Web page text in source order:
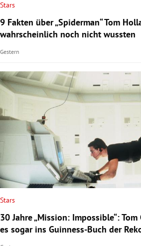
Stars
9 Fakten über „Spiderman“ Tom
wahrscheinlich noch nicht wussten
Gestern
Stars
30 Jahre „Mission: Impossible“:
es sogar ins Guinness-Buch der